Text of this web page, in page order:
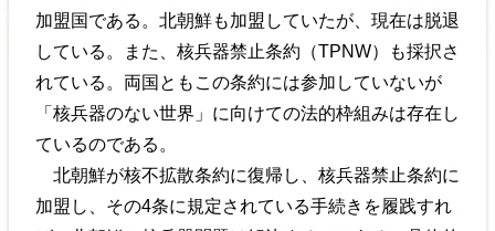
加盟国である。北朝鮮も加盟していたが、現在は脱退
している。また、核兵器禁止条約（TPNW）も採択さ
れている。両国ともこの条約には参加していないが
「核兵器のない世界」に向けての法的枠組みは存在し
ているのである。
北朝鮮が核不拡散条約に復帰し、核兵器禁止条約に
加盟し、その4条に規定されている手続きを履践すれ